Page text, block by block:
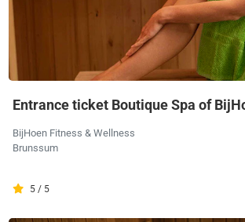
Entrance ticket Boutique Spa of
BijHoen Fitness & Wellness
Brunssum
5 / 5